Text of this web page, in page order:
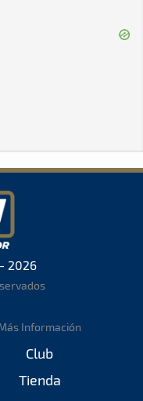
2026
Información
Club
Tienda